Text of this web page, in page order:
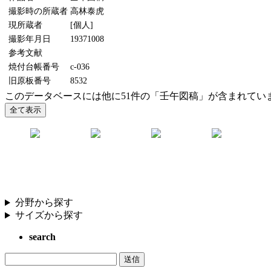
撮影時の所蔵者 高林泰虎
現所蔵者
[個人]
撮影年月日
19371008
参考文献
焼付台帳番号
c-036
旧原板番号
8532
このデータベースには他に51件の「壬午図稿」が含まれてい
分野から探す
サイズから探す
search